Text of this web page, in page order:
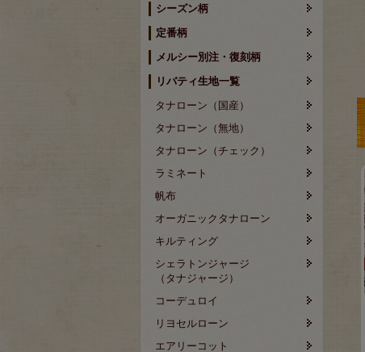
シーズン柄
定番柄
メルシー別注・復刻柄
リバティ生地一覧
タナローン（国産）
タナローン（無地）
タナローン（チェック）
ラミネート
帆布
オーガニックタナローン
キルティング
シェラトンジャージ
（タナジャージ）
コーデュロイ
リヨセルローン
エアリーコット